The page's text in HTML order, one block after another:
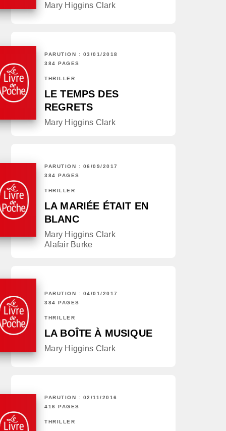
Mary Higgins Clark
PARUTION : 03/01/2018
384 PAGES
THRILLER
LE TEMPS DES
REGRETS
Mary Higgins Clark
PARUTION : 06/09/2017
384 PAGES
THRILLER
LA MARIÉE ÉTAIT EN
BLANC
Mary Higgins Clark
Alafair Burke
PARUTION : 04/01/2017
384 PAGES
THRILLER
LA BOÎTE À MUSIQUE
Mary Higgins Clark
PARUTION : 02/11/2016
416 PAGES
THRILLER